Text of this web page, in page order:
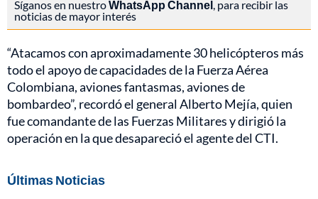
Síganos en nuestroWhatsApp Channel , para recibir las
noticias de mayor interés
“Atacamos con aproximadamente 30 helicópteros más
todo el apoyo de capacidades de la Fuerza Aérea
Colombiana, aviones fantasmas, aviones de
bombardeo”, recordó el general Alberto Mejía, quien
fue comandante de las Fuerzas Militares y dirigió la
operación en la que desapareció el agente del CTI.
Últimas Noticias